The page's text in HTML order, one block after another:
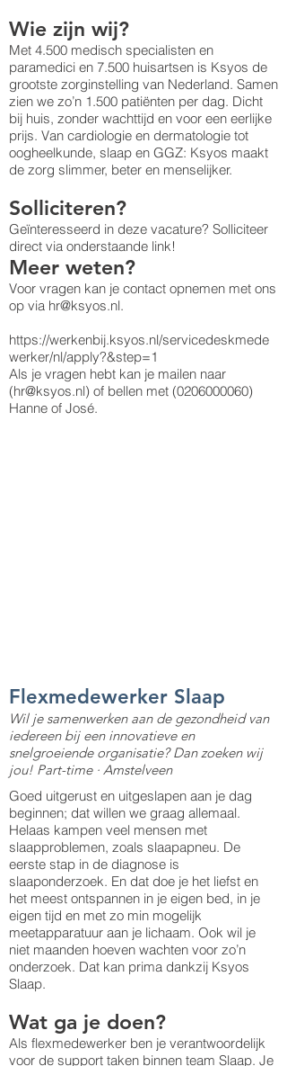
Wie zijn wij?
Met 4.500 medisch specialisten en
paramedici en 7.500 huisartsen is Ksyos de
grootste zorginstelling van Nederland. Samen
zien we zo’n 1.500 patiënten per dag. Dicht
bij huis, zonder wachttijd en voor een eerlijke
prijs. Van cardiologie en dermatologie tot
oogheelkunde, slaap en GGZ: Ksyos maakt
de zorg slimmer, beter en menselijker.
Solliciteren?
Geïnteresseerd in deze vacature? Solliciteer
direct via onderstaande link!
Meer weten?
Voor vragen kan je contact opnemen met ons
op via hr@ksyos.nl.
https://werkenbij.ksyos.nl/servicedeskmede
werker/nl/apply?&step=1
Als je vragen hebt kan je mailen naar
(hr@ksyos.nl) of bellen met (0206000060)
Hanne of José.
Flexmedewerker Slaap
Wil je samenwerken aan de gezondheid van
iedereen bij een innovatieve en
snelgroeiende organisatie? Dan zoeken wij
jou! Part-time · Amstelveen
Goed uitgerust en uitgeslapen aan je dag
beginnen; dat willen we graag allemaal.
Helaas kampen veel mensen met
slaapproblemen, zoals slaapapneu. De
eerste stap in de diagnose is
slaaponderzoek. En dat doe je het liefst en
het meest ontspannen in je eigen bed, in je
eigen tijd en met zo min mogelijk
meetapparatuur aan je lichaam. Ook wil je
niet maanden hoeven wachten voor zo’n
onderzoek. Dat kan prima dankzij Ksyos
Slaap.
Wat ga je doen?
Als flexmedewerker ben je verantwoordelijk
voor de support taken binnen team Slaap. Je